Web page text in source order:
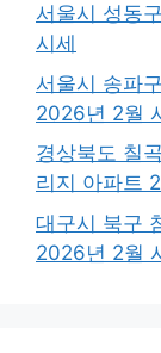
서울시 성동
시세
서울시 송파
2026년 2월
경상북도 칠
리지 아파트
대구시 북구
2026년 2월